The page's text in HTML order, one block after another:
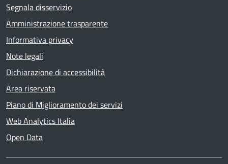
Segnala disservizio
Amministrazione trasparente
Informativa privacy
Note legali
Dichiarazione di accessibilità
Area riservata
Piano di Miglioramento dei servizi
Web Analytics Italia
Open Data